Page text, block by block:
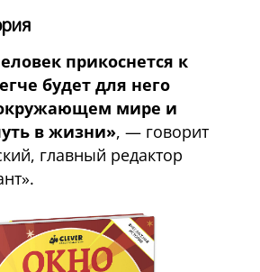
прикоснется к
будет для него
окружающем мире и
в жизни», — говорит
главный редактор